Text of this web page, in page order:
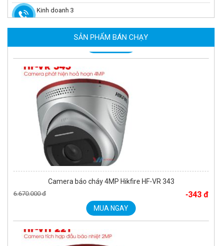
Kinh doanh 3
SẢN PHẨM BÁN CHẠY
Camera tích hợp đầu báo nhiệt 4MP Hikfire HF-VH 243
MUA NGAY
Camera báo cháy 4MP Hikfire HF-VR 343
6.670.000 đ -343 đ
MUA NGAY